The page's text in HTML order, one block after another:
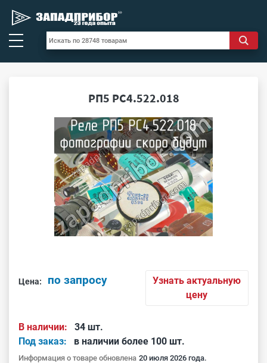
РП5 РС4.522.018
Цена: по запросу
Узнать актуальную
цену
В наличии:
34 шт.
Под заказ:
в наличии более 100 шт.
Информация о товаре обновлена 20 июля 2026 года.